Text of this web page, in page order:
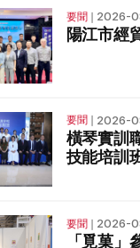
要聞 ❘ 2026-
陽江市經
要聞 ❘ 2026-
橫琴實訓
技能培訓
要聞❘ 2026-
「覓菓